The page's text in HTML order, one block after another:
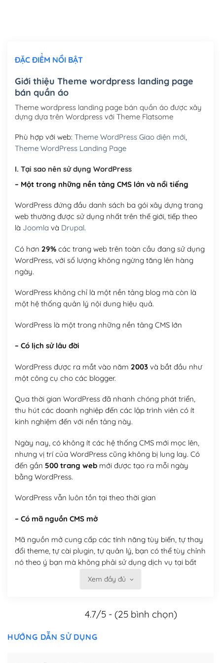
Mua thêm Host + Tên miền
Tên miền Việt Nam .vn (1 năm)
Hosting 2GB SSD (1 năm)(+450,000₫)
Hosting 3GB SSD (1 năm)(+550,000₫)
Hosting 5GB SSD (1 năm)(+650,000₫)
Hosting 8GB SSD (1 năm) (+950,000₫)
ĐẶC ĐIỂM NỔI BẬT
Giới thiệu Theme wordpress landing page
bán quần áo
Theme wordpress landing page bán quần áo được xây
dựng dựa trên Wordpress với Theme Flatsome
Phù hợp với web: Theme WordPress Giao diện mới,
Theme WordPress Landing Page
I. Tại sao nên sử dụng WordPress
– Một trong những nền tảng CMS lớn và nổi tiếng
WordPress đứng đầu danh sách ba gói xây dựng trang
web thường được sử dụng nhất trên thế giới, tiếp theo
là Joomla và Drupal.
Có hơn 29%các trang web trên toàn cầu đang sử dụng
WordPress, với số lượng không ngừng tăng lên hàng
ngày.
WordPress không chỉ là một nền tảng blog mà còn là
một hệ thống quản lý nội dung hiệu quả.
WordPress là một trong những nền tảng CMS lớn
– Có lịch sử lâu đời
WordPress được ra mắt vào năm 2003và bắt đầu như
một công cụ cho các blogger.
Qua thời gian WordPress đã nhanh chóng phát triển,
thu hút các doanh nghiệp đến các lập trình viên có ít
kinh nghiệm đến với nền tảng này.
Ngày nay, có không ít các hệ thống CMS mới mọc lên,
nhưng vị trí của WordPress cũng không bị lung lay. Có
đến gần 500 trang webmới được tạo ra mỗi ngày
bằng WordPress.
WordPress vẫn luôn tồn tại theo thời gian
– Có mã nguồn CMS mở
Mã nguồn mở cung cấp các tính năng tùy biến, tự thay
đổi theme, tự cài plugin, tự quản lý, bạn có thể tùy chỉnh
nó theo ý bạn mà không phải sử dụng dịch vụ tại bất
Xem đầy đủ
4.7/5 - (25 bình chọn)
HƯỚNG DẪN SỬ DỤNG